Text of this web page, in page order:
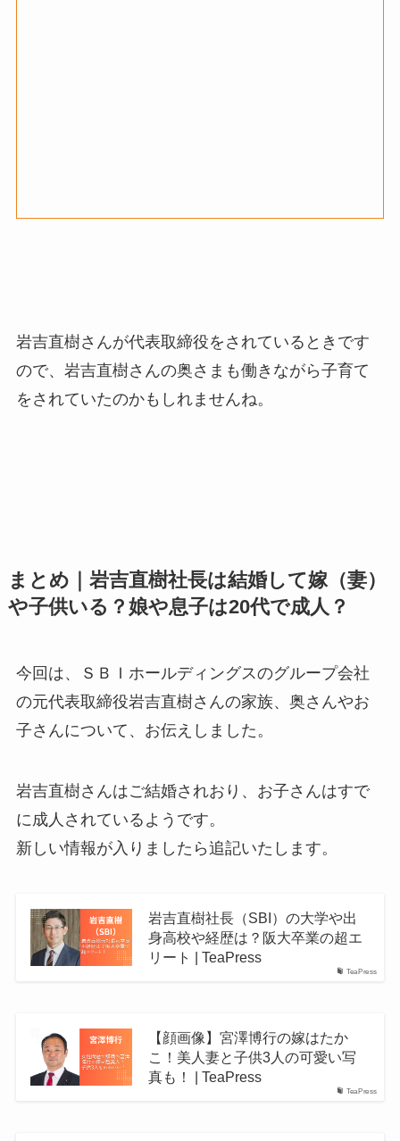
岩吉直樹さんが代表取締役をされているときです
ので、岩吉直樹さんの奥さまも働きながら子育て
をされていたのかもしれませんね。
まとめ｜岩吉直樹社長は結婚して嫁（妻）
や子供いる？娘や息子は20代で成人？
今回は、ＳＢＩホールディングスのグループ会社
の元代表取締役岩吉直樹さんの家族、奥さんやお
子さんについて、お伝えしました。
岩吉直樹さんはご結婚されおり、お子さんはすで
に成人されているようです。
新しい情報が入りましたら追記いたします。
TeaPress
岩吉直樹社長（SBI）の大学や出
身高校や経歴は？阪大卒業の超エ
リート | TeaPress
TeaPress
【顔画像】宮澤博行の嫁はたか
こ！美人妻と子供3人の可愛い写
真も！ | TeaPress